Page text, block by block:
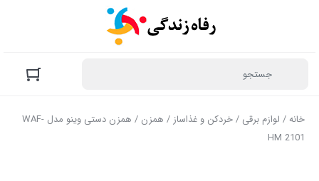
خانه/ لوازم برقی /خردکن و غذاساز / همزن
/ همزن دستی وینو مدل WAF-
HM 2101